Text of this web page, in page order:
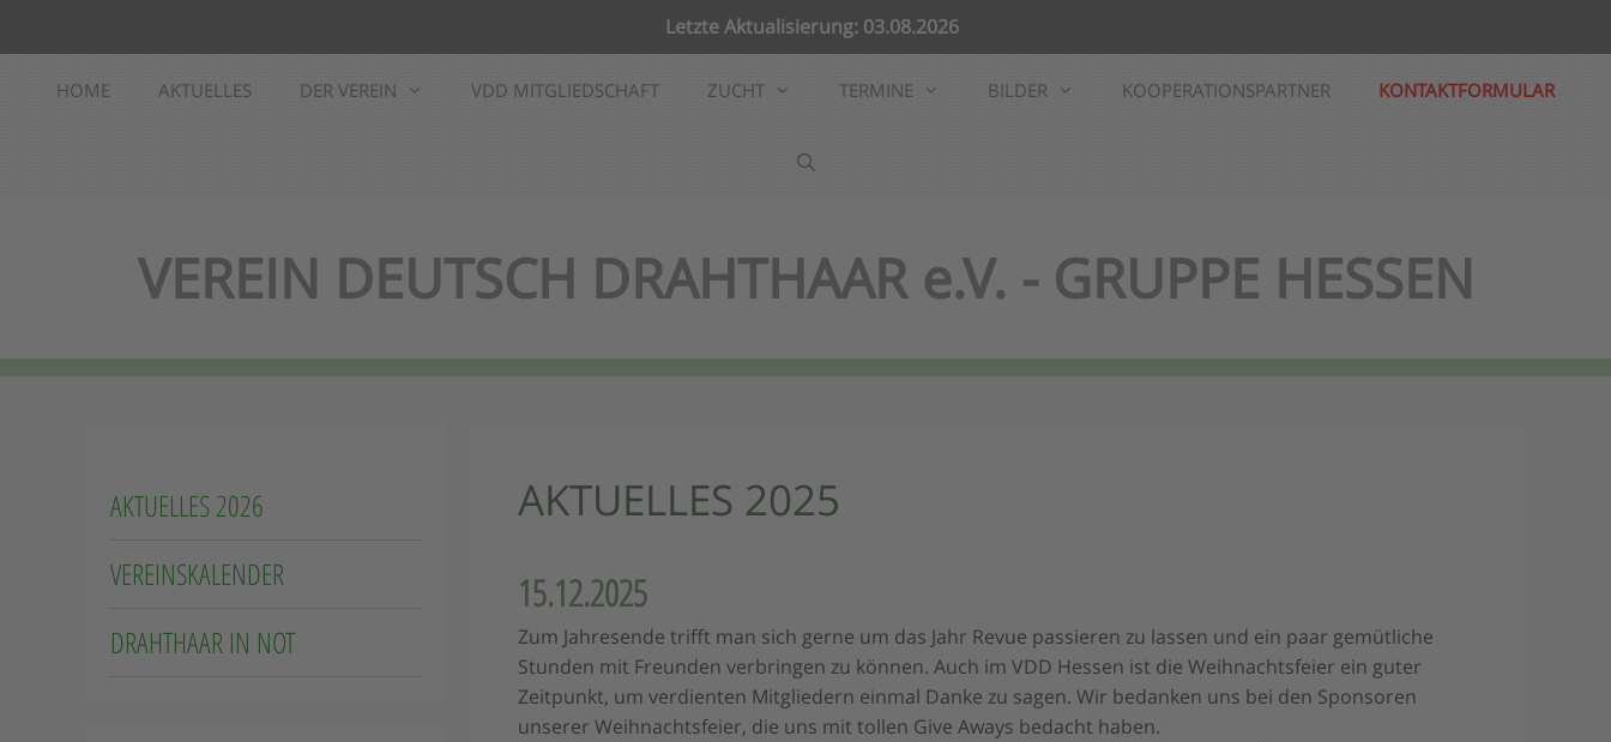
springen
Letzte Aktualisierung: 03.08.2026
HOME AKTUELLES DER VEREIN VDD MITGLIEDSCHAFT ZUCHT TERMINE BILDER KOOPERATIONSPARTNER KONTAKTFORMULAR
VEREIN DEUTSCH DRAHTHAAR e.V. - GRUPPE HESSEN
AKTUELLES 2025
15.12.2025
Zum Jahresende trifft man sich gerne um das Jahr Revue passieren zu lassen und ein paar gemütliche
Stunden mit Freunden verbringen zu können. Auch im VDD Hessen ist die Weihnachtsfeier ein guter
Zeitpunkt, um verdienten Mitgliedern einmal Danke zu sagen. Wir bedanken uns bei den Sponsoren
unserer Weihnachtsfeier, die uns mit tollen Give Aways bedacht haben.
AKTUELLES 2026
VEREINSKALENDER
DRAHTHAAR IN NOT